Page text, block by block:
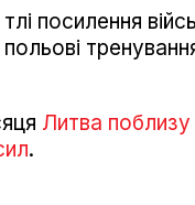
посилення
польові
Литва
.